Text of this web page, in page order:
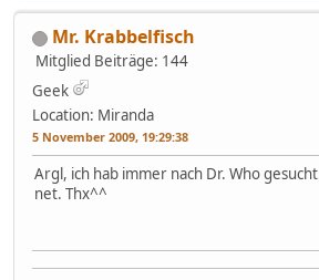
Mr. Krabbelfisch
Mitglied Beiträge: 144
Geek
Location: Miranda
5 November 2009, 19:29:38
Argl, ich hab immer nach Dr. Who
net. Thx^^